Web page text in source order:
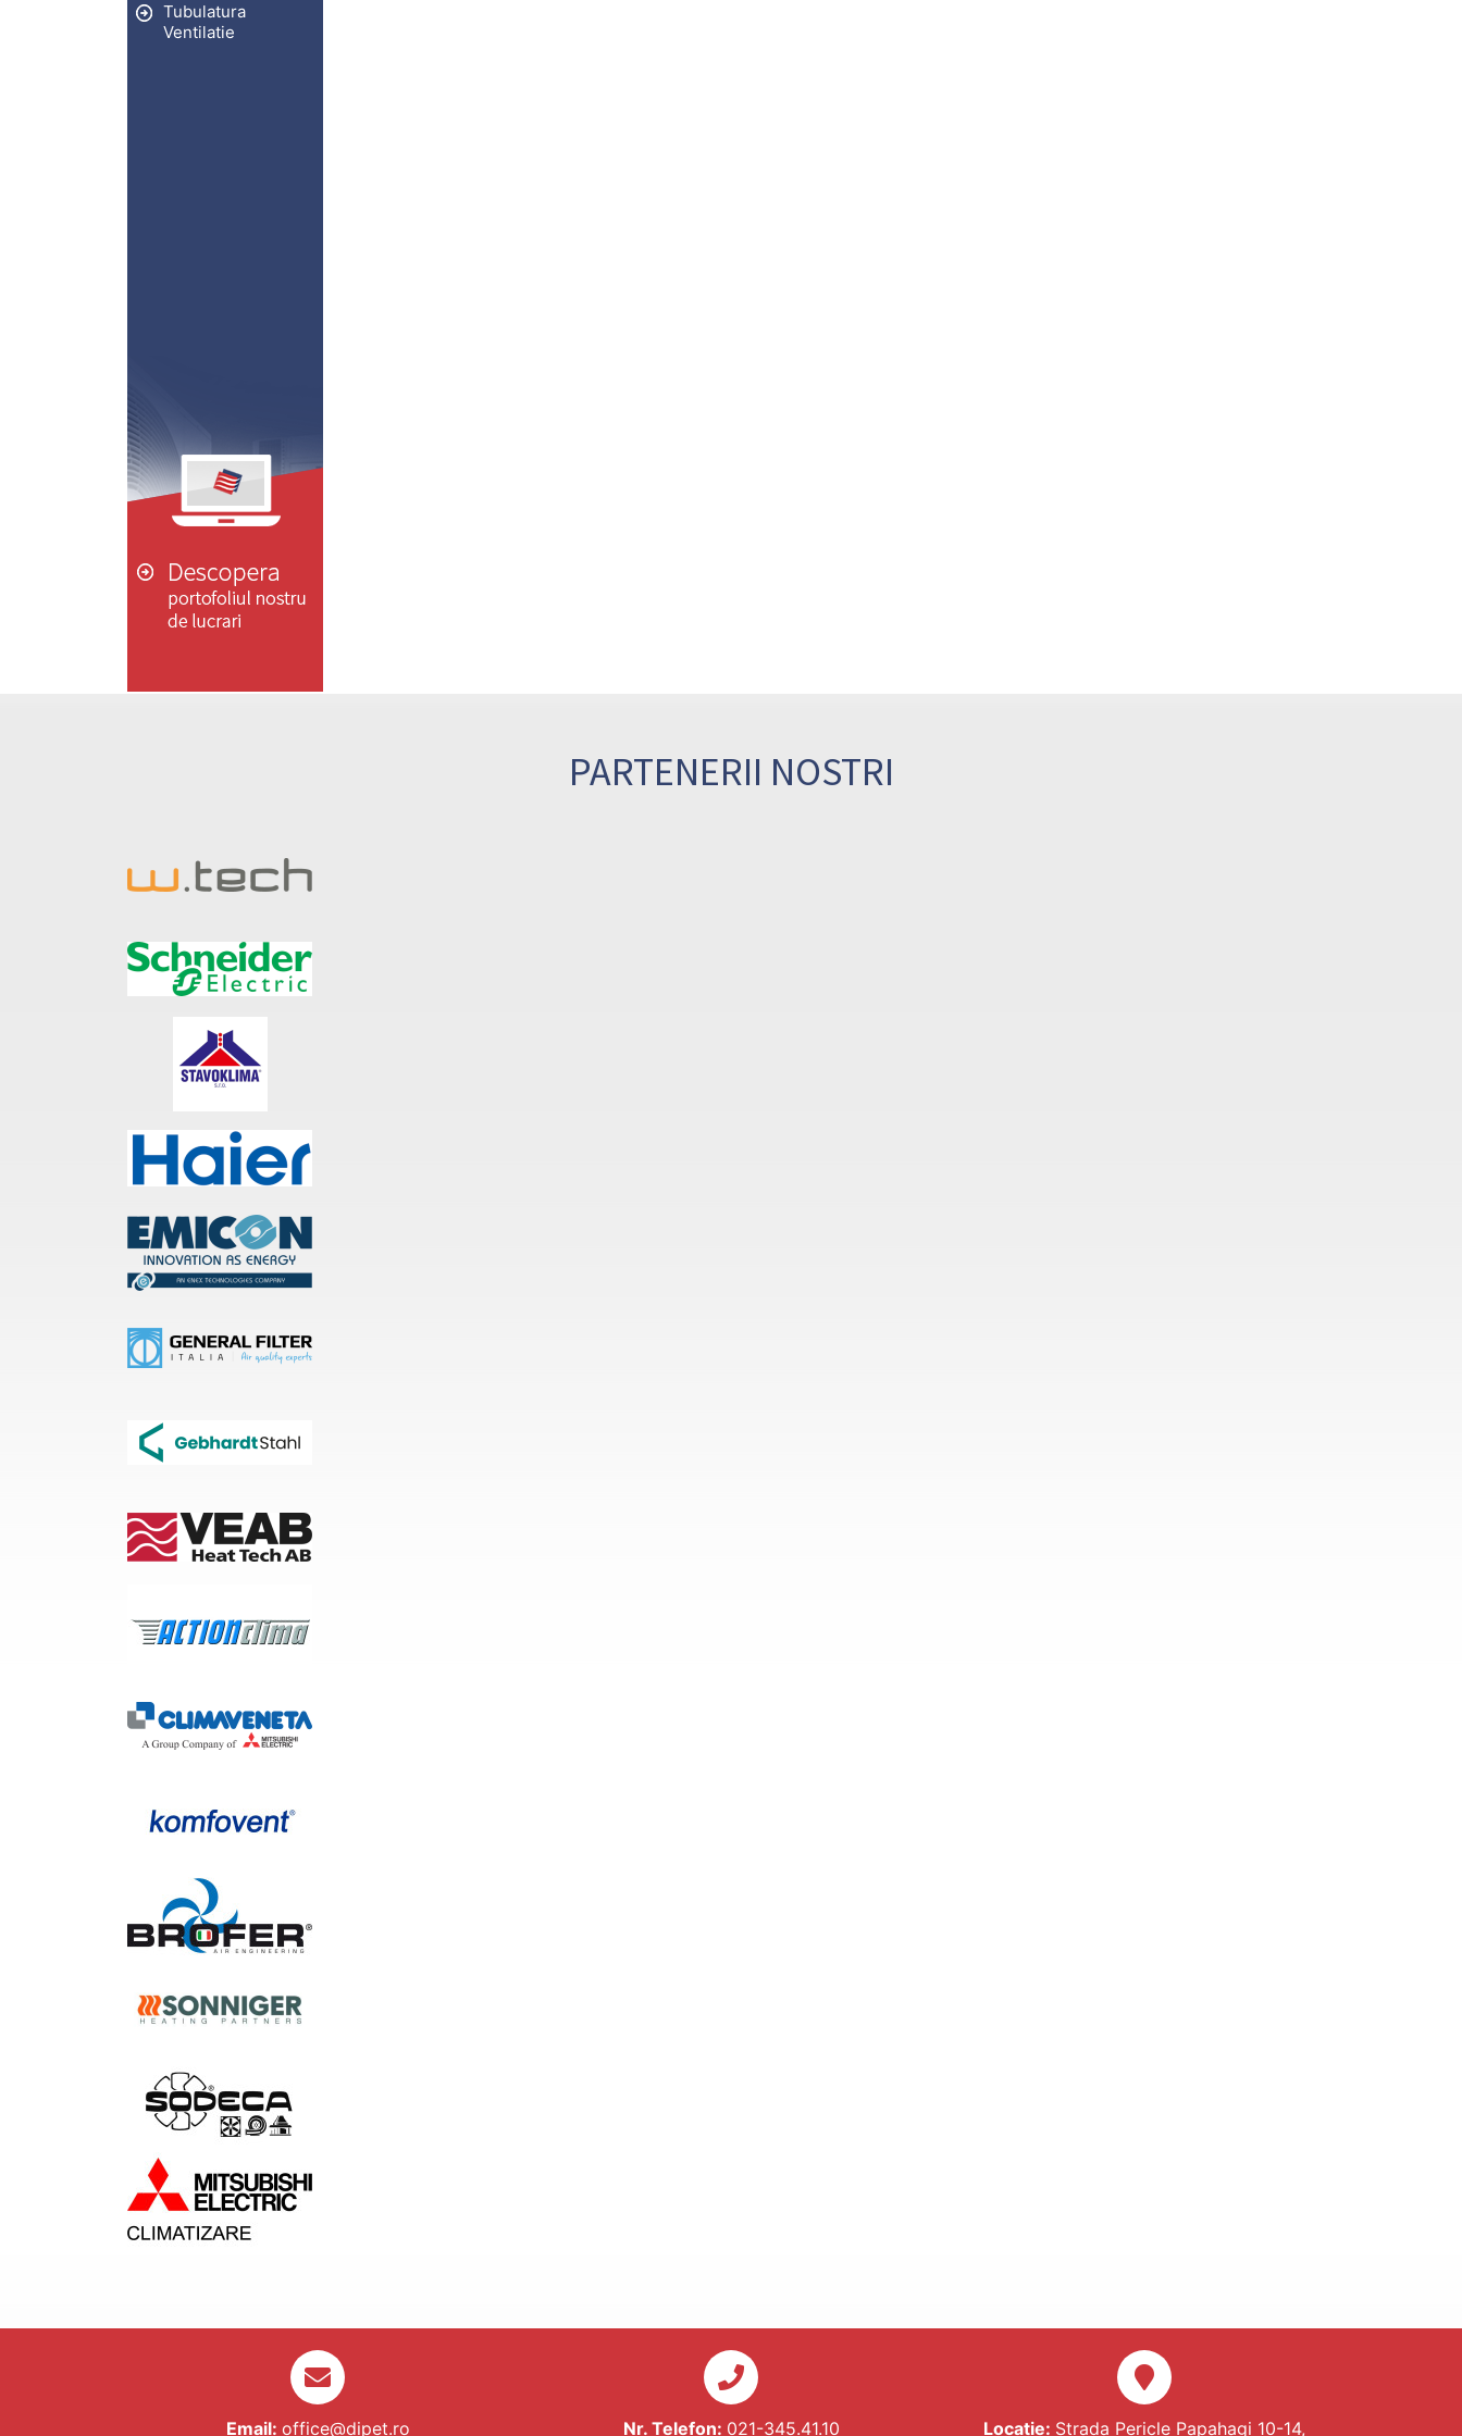
Tubulatura
Ventilatie
PARTENERII NOSTRI
Email: office@dipet.ro Nr. Telefon: 021-345.41.10 Locatie: Strada Pericle Papahagi 10-14,